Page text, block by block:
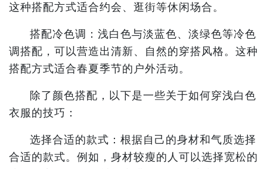
这种搭配方式适合约会、逛街等休闲场合。
搭配冷色调：浅白色与淡蓝色、淡绿色等冷色
调搭配，可以营造出清新、自然的穿搭风格。这种
搭配方式适合春夏季节的户外活动。
除了颜色搭配，以下是一些关于如何穿浅白色
衣服的技巧：
选择合适的款式：根据自己的身材和气质选择
合适的款式。例如，身材较瘦的人可以选择宽松的